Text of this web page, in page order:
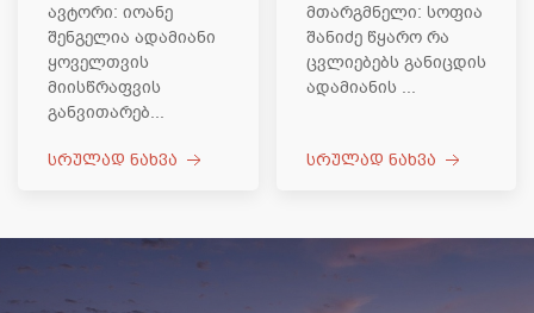
ავტორი: იოანე
შენგელია ადამიანი
ყოველთვის
მიისწრაფვის
განვითარებ...
სრულად ნახვა
მთარგმნელი: სოფია
შანიძე წყარო რა
ცვლიებებს განიცდის
ადამიანის ...
სრულად ნახვა